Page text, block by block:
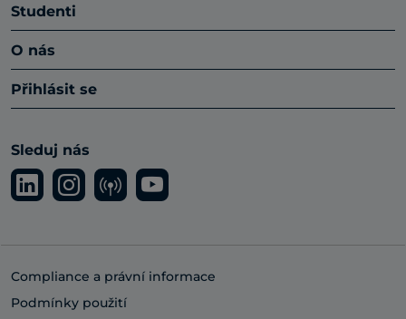
Studenti
O nás
Přihlásit se
Sleduj nás
Compliance a právní informace
Podmínky použití